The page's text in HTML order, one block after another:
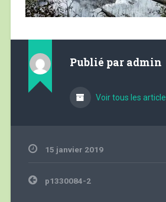
Publié par admin
Voir tous les
15 janvier 2019
Navigation
de
p1330084-2